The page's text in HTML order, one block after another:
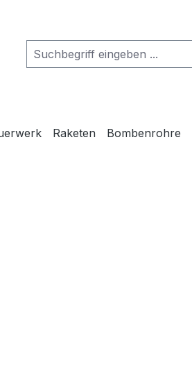
Raketen Bombenrohre